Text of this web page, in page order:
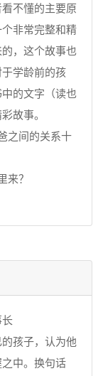
不懂的主要原
非常完整和精
，这个故事也
学龄前的孩
的文字（读也
故事。
之间的关系十
来？
孩子，认为他
中。换句话